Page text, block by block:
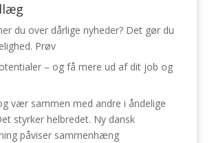
du over dårlige nyheder? Det gør du
Prøv
– og få mere ud af dit job og
vær sammen med andre i åndelige
styrker helbredet. Ny dansk
påviser sammenhæng